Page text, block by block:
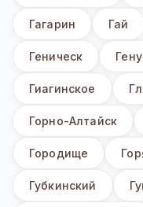
Гагарин Гай
Геническ
Гиагинское
Горно-Алтайск
Городище
Губкинский